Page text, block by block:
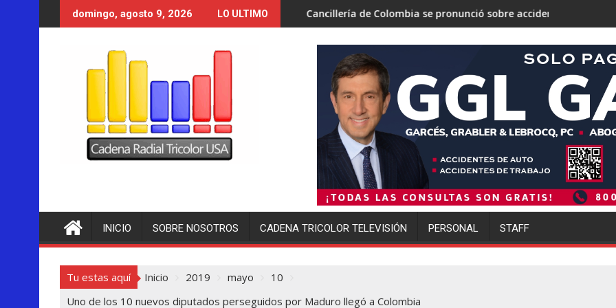
al
domingo, agosto 9, 2026 LO ULTIMO
Cancillería de Colombia se pronunció sobre accidente aéreo ocurrido en Río de
Un tribunal de Nuevo
INICIO SOBRE NOSOTROS CADENA TRICOLOR TELEVISIÓN PERSONAL STAFF
Tu estas aquí Inicio 2019 mayo
10
Uno de los 10 nuevos diputados perseguidos por Maduro llegó a Colombia